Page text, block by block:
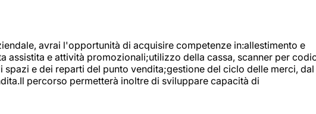
avrai l'opportunità di acquisire competenze in:allestimento e
e attività promozionali;utilizzo della cassa, scanner per
e dei reparti del punto vendita;gestione del ciclo delle merci, dal
percorso permetterà inoltre di sviluppare capacità di